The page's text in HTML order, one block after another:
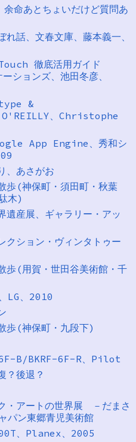
あとちょいだけど質問あ
話、文春文庫、藤本義一、
徹底活用ガイド
ションズ、池田冬彦、
&
、Christophe
App Engine、秀和シ
あさがお
(神保町・須田町・秋葉
木)
産展、ギャラリー・アッ
ション・ヴィンタトゥー
(用賀・世田谷美術館・千
、2010
(神保町・九段下)
B/BKRF-6F-R、Pilot
後退？
アートの世界展 －だまさ
パン東郷青児美術館
、Planex、2005